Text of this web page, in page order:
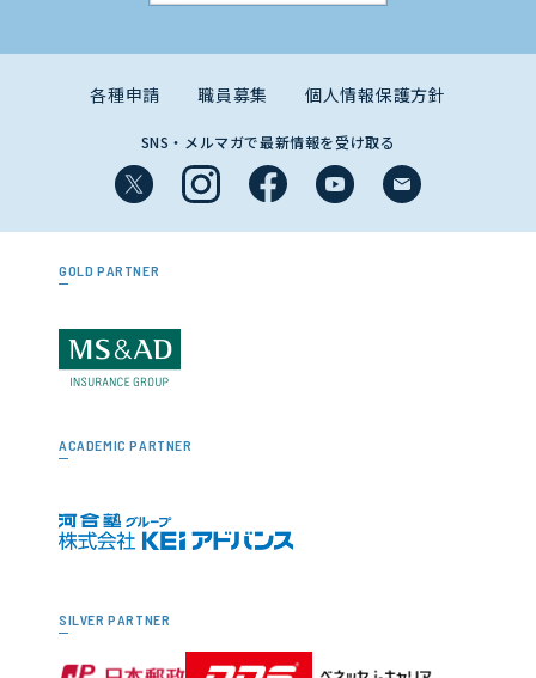
各種申請 職員募集 個人情報保護方針
SNS・メルマガで最新情報を受け取る
GOLD PARTNER
ACADEMIC PARTNER
SILVER PARTNER